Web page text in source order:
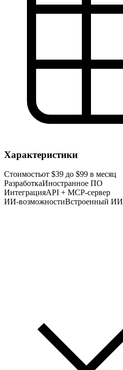
Характеристики
Стоимостьот $39 до $99 в месяц
РазработкаИностранное ПО
ИнтеграцияAPI + MCP-сервер
ИИ-возможностиВстроенный ИИ